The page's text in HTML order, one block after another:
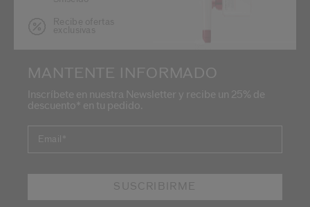
MANTENTE INFORMADO
Inscríbete en nuestra Newsletter y recibe un 25% de
descuento* en tu pedido.
*
Email
SUSCRIBIRME